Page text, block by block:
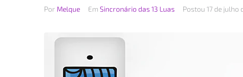
Por Melque Em Sincronário das 13 Luas Postou 17 de julho